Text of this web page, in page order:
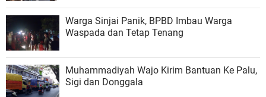
Warga Sinjai Panik, BPBD Imbau Warga
Waspada dan Tetap Tenang
Muhammadiyah Wajo Kirim Bantuan Ke Palu,
Sigi dan Donggala